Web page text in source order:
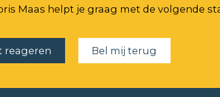
Maas helpt je graag met de volgende
reageren Bel mij terug